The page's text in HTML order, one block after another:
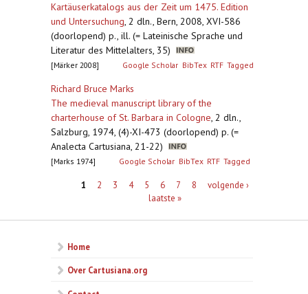
Kartäuserkatalogs aus der Zeit um 1475. Edition
und Untersuchung, 2 dln., Bern, 2008, XVI-586
(doorlopend) p., ill. (= Lateinische Sprache und
Literatur des Mittelalters, 35)
[Märker 2008] Google Scholar BibTex RTF Tagged
Richard Bruce Marks
The medieval manuscript library of the
charterhouse of St. Barbara in Cologne, 2 dln.,
Salzburg, 1974, (4)-XI-473 (doorlopend) p. (=
Analecta Cartusiana, 21-22)
[Marks 1974] Google Scholar BibTex RTF Tagged
Pagina's
1 2 3 4 5 6 7 8
volgende ›
laatste »
Home
Over Cartusiana.org